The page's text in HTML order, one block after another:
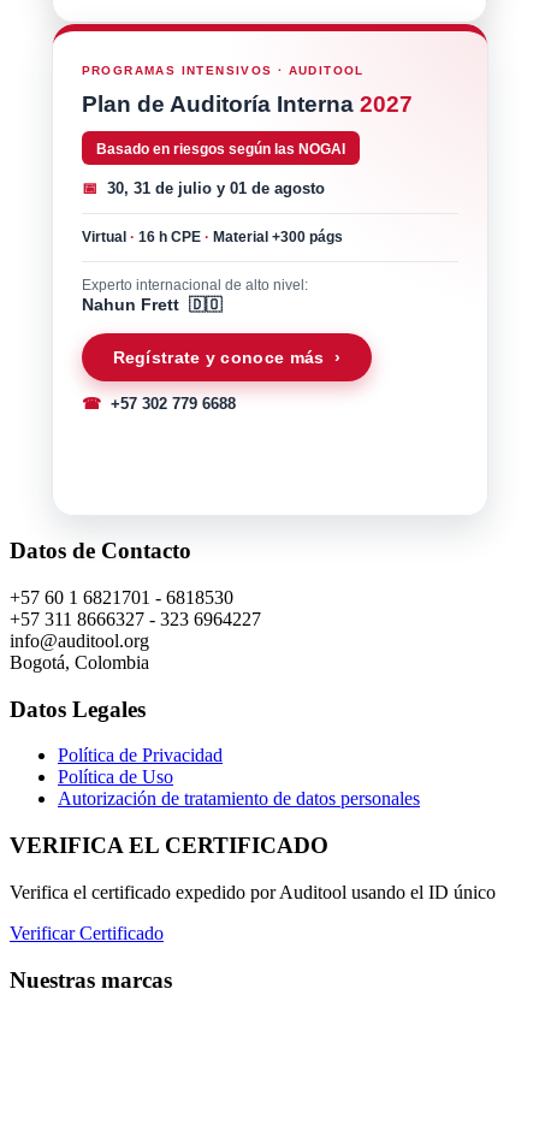
PROGRAMAS INTENSIVOS · AUDITOOL
Plan de Auditoría Interna 2027
Basado en riesgos según las NOGAI
📅 30, 31 de julio y 01 de agosto
Virtual · 16 h CPE · Material +300 págs
Experto internacional de alto nivel:
Nahun Frett 🇩🇴
Regístrate y conoce más ›
☎+57 302 779 6688
Datos de Contacto
+57 60 1 6821701 - 6818530
+57 311 8666327 - 323 6964227
info@auditool.org
Bogotá, Colombia
Datos Legales
Política de Privacidad
Política de Uso
Autorización de tratamiento de datos personales
VERIFICA EL CERTIFICADO
Verifica el certificado expedido por Auditool usando el ID único
Verificar Certificado
Nuestras marcas